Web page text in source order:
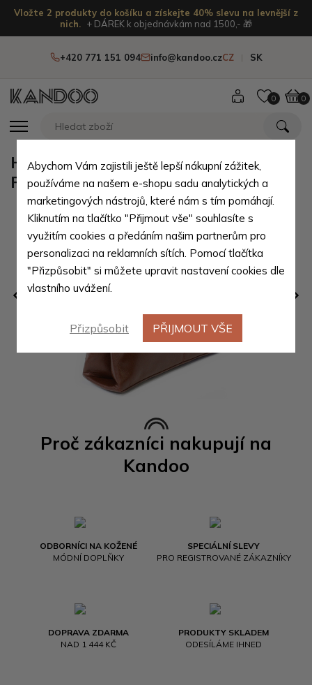
Vložte 2 produkty do košíku a získejte 40% slevu na levnější z
nich.
+ DÁREK k objednávkám nad 1500,- 🎁
+420 771 151 094 info@kandoo.czCZ SK
0 0
Proč zákazníci nakupují na
Kandoo
ODBORNÍCI NA KOŽENÉ
MÓDNÍ DOPLŇKY
SPECIÁLNÍ SLEVY
PRO REGISTROVANÉ ZÁKAZNÍKY
DOPRAVA ZDARMA
NAD 1 444 KČ
PRODUKTY SKLADEM
ODESÍLÁME IHNED
Hnědá dámská kožená kabelka
Penelopie
Abychom Vám zajistili ještě lepší nákupní zážitek,
používáme na našem e-shopu sadu analytických a
marketingových nástrojů, které nám s tím pomáhají.
Kliknutím na tlačítko "Přijmout vše" souhlasíte s
využitím cookies a předáním našim partnerům pro
personalizaci na reklamních sítích. Pomocí tlačítka
"Přizpůsobit" si můžete upravit nastavení cookies dle
vlastního uvážení.
Přizpůsobit PŘIJMOUT VŠE